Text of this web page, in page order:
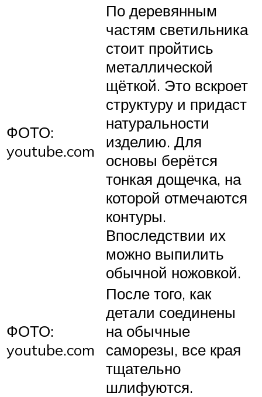
ФОТО:
youtube.com
По деревянным
частям светильника
стоит пройтись
металлической
щёткой. Это вскроет
структуру и придаст
натуральности
изделию. Для
основы берётся
тонкая дощечка, на
которой отмечаются
контуры.
Впоследствии их
можно выпилить
обычной ножовкой.
ФОТО:
youtube.com
После того, как
детали соединены
на обычные
саморезы, все края
тщательно
шлифуются.